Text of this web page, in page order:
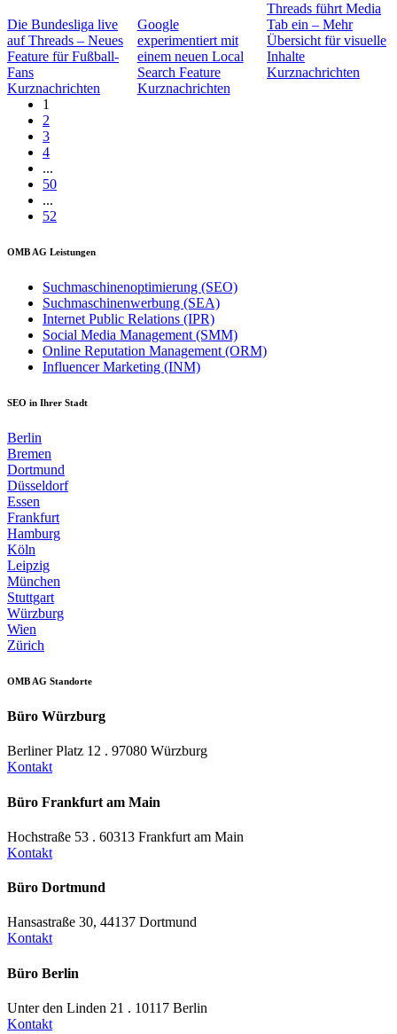
Die Bundesliga live
auf Threads – Neues
Feature für Fußball-
Fans
Kurznachrichten
Google
experimentiert mit
einem neuen Local
Search Feature
Kurznachrichten
Threads führt Media
Tab ein – Mehr
Übersicht für visuelle
Inhalte
Kurznachrichten
1
2
3
4
...
50
...
52
OMB AG Leistungen
Suchmaschinenoptimierung (SEO)
Suchmaschinenwerbung (SEA)
Internet Public Relations (IPR)
Social Media Management (SMM)
Online Reputation Management (ORM)
Influencer Marketing (INM)
SEO in Ihrer Stadt
Berlin
Bremen
Dortmund
Düsseldorf
Essen
Frankfurt
Hamburg
Köln
Leipzig
München
Stuttgart
Würzburg
Wien
Zürich
OMB AG Standorte
Büro Würzburg
Berliner Platz 12 . 97080 Würzburg
Kontakt
Büro Frankfurt am Main
Hochstraße 53 . 60313 Frankfurt am Main
Kontakt
Büro Dortmund
Hansastraße 30, 44137 Dortmund
Kontakt
Büro Berlin
Unter den Linden 21 . 10117 Berlin
Kontakt